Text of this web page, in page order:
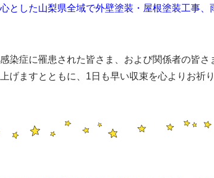
とした山梨県全域で外壁塗装・屋根塗装工事
染症に罹患された皆さま、および関係者の皆さ
げますとともに、1日も早い収束を心よりお祈